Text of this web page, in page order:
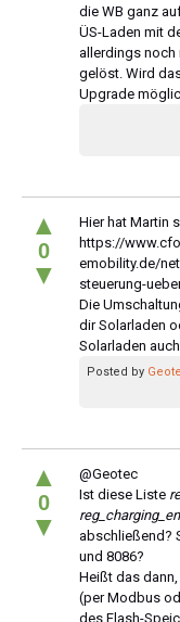
die WB ganz
ÜS-Laden mit
allerdings noch
gelöst. Wird
Upgrade
▲
0
▼
Hier hat Martin
https://
emobility.de/
steuerung-
Die
dir Solarladen
Solarladen
Posted by
▲
0
▼
@Geotec
Ist diese Liste
abschließend?
und 8086?
Heißt das
(per Modbus
des Flash-